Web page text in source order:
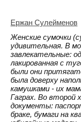
Ержан Сулейменов
Женские сумочки
удивительная. В
завлекательные:
лакированная с
были они
была доверху
камушками - их
Гаграх. Во второй
документы:
браке, бумаги на